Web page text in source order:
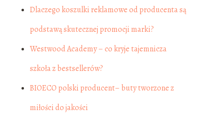
Dlaczego koszulki reklamowe od producenta są
podstawą skutecznej promocji marki?
Westwood Academy – co kryje tajemnicza
szkoła z bestsellerów?
BIOECO polski producent– buty tworzone z
miłości do jakości